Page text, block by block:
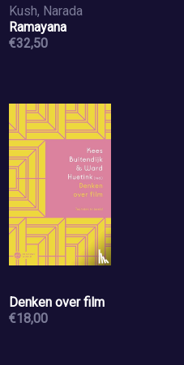
Kush, Narada
Ramayana
€32,50
Denken over film
€18,00